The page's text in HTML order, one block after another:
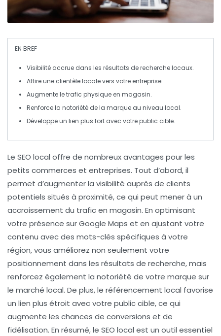
EN BREF
Visibilité accrue dans les résultats de recherche locaux.
Attire une clientèle localevers votre entreprise.
Augmente letrafic physique en magasin.
Renforce la notoriété de la marque au niveau local.
Développe un lien plus fort avec votrepublic cible.
Le SEO local offre de nombreux avantages pour les
petits commerces et entreprises. Tout d’abord, il
permet d’augmenter la visibilité auprès de clients
potentiels situés à proximité, ce qui peut mener à un
accroissement du trafic en magasin. En optimisant
votre présence surGoogle Maps et en ajustant votre
contenu avec des mots-clés spécifiques à votre
région, vous améliorez non seulement votre
positionnement dans les résultats de recherche, mais
renforcez également la notoriété de votre marque sur
le marché local. De plus, le référencement local favorise
un lien plus étroit avec votre public cible, ce qui
augmente les chances de conversions et de
fidélisation. En résumé, le SEO local est un outil essentiel